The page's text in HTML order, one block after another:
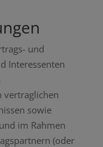
und
Interessenten
vertraglichen
sowie
im Rahmen
(oder